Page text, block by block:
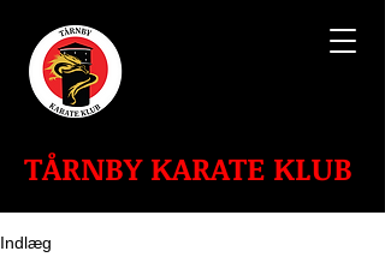
TÅRNBY KARATE KLUB
Indlæg